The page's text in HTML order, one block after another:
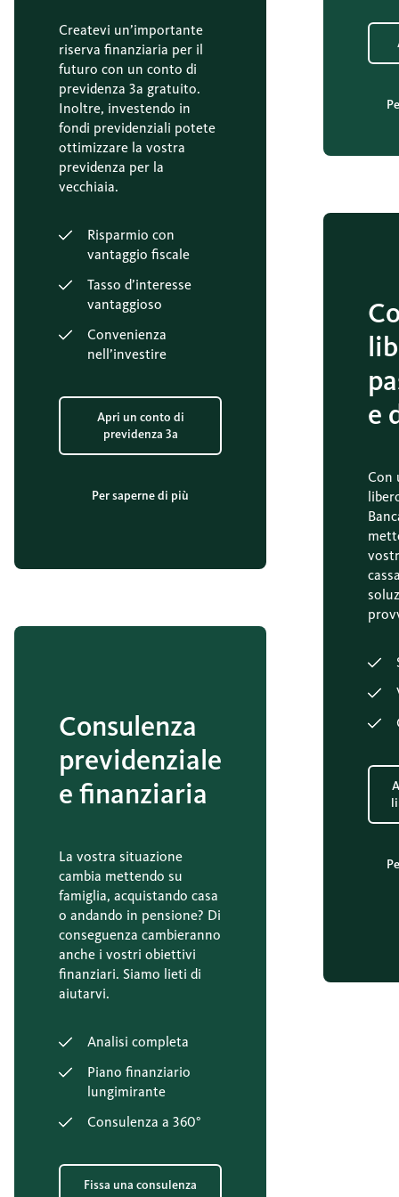
Createvi un’importante
riserva finanziaria per il
futuro con un conto di
previdenza 3a gratuito.
Inoltre, investendo in
fondi previdenziali potete
ottimizzare la vostra
previdenza per la
vecchiaia.
Risparmio con
vantaggio fiscale
Tasso d’interesse
vantaggioso
Convenienza
nell’investire
Apri un conto di
previdenza 3a
Per saperne di più
e
Con
Consulenza
previdenziale
e finanziaria
La vostra situazione
cambia mettendo su
famiglia, acquistando casa
o andando in pensione? Di
conseguenza cambieranno
anche i vostri obiettivi
finanziari. Siamo lieti di
aiutarvi.
Analisi completa
Piano finanziario
lungimirante
Consulenza a 360°
Fissa una consulenza